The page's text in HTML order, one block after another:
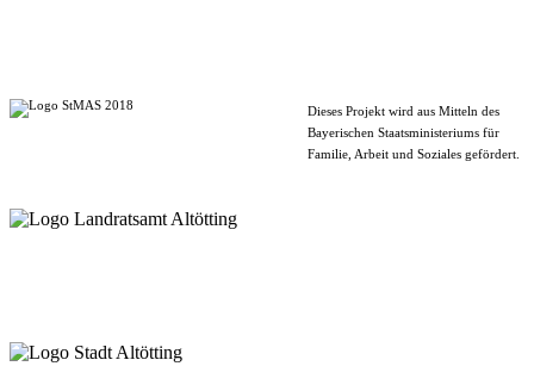
Dieses Projekt wird aus Mitteln des
Bayerischen Staatsministeriums für
Familie, Arbeit und Soziales gefördert.